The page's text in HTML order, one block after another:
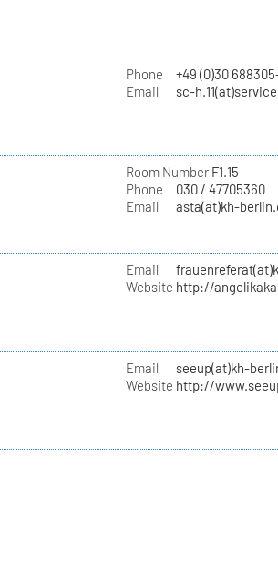
Phone
+49 (0)30
Email
sc-
Room NumberF1.15
Phone
030 / 47705360
Email
asta(at)kh-
Email
Website http://
Email
seeup(at)kh-
Website http://